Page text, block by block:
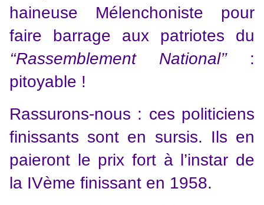
haineuse Mélenchoniste pour
faire barrage aux patriotes du
‘‘Rassemblement National’’:
pitoyable !
Rassurons-nous : ces politiciens
finissants sont en sursis. Ils en
paieront le prix fort à l’instar de
la IVème finissant en 1958.